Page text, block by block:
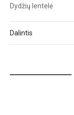
Dydžių lentelė
Dalintis